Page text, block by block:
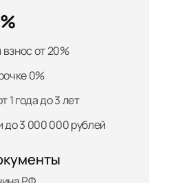
от 20%
0%
1 года до 3 лет
3 000 000 рублей